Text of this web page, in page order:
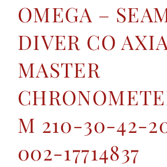
OMEGA –
DIVER CO
MASTER
M 210-30-42-
002-17714837